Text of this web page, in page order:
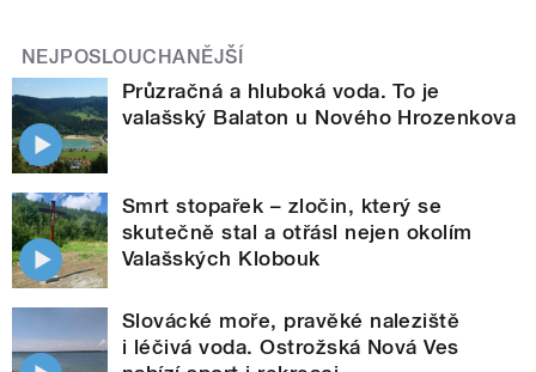
NEJPOSLOUCHANĚJŠÍ
Průzračná a hluboká voda. To je
valašský Balaton u Nového Hrozenkova
Smrt stopařek – zločin, který se
skutečně stal a otřásl nejen okolím
Valašských Klobouk
Slovácké moře, pravěké naleziště
i léčivá voda. Ostrožská Nová Ves